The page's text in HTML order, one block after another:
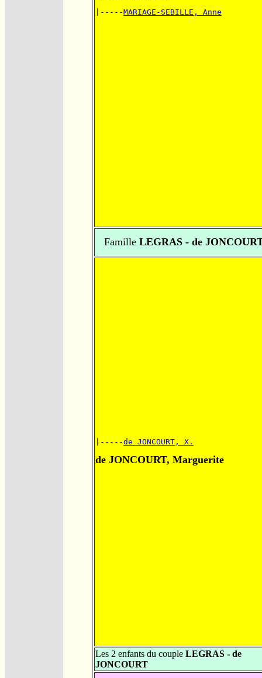
|-----MARIAGE-SEBILLE, Anne
Famille LEGRAS - de
|-----de JONCOURT, X.
de JONCOURT, Marguerite
Les 2 enfants du couple LEGRAS - de
JONCOURT